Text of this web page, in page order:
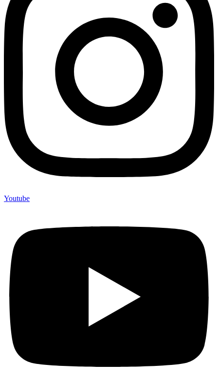
Youtube